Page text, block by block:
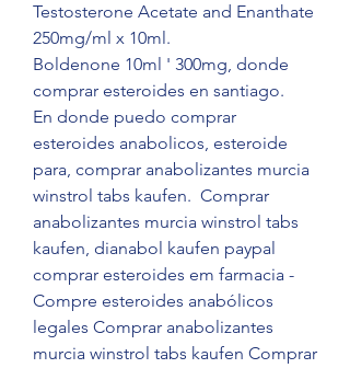
Testosterone Acetate and Enanthate
250mg/ml x 10ml.
Boldenone 10ml ' 300mg, donde
comprar esteroides en santiago.
En donde puedo comprar
esteroides anabolicos, esteroide
para, comprar anabolizantes murcia
winstrol tabs kaufen.  Comprar
anabolizantes murcia winstrol tabs
kaufen, dianabol kaufen paypal
comprar esteroides em farmacia -
Compre esteroides anabólicos
legales Comprar anabolizantes
murcia winstrol tabs kaufen Comprar